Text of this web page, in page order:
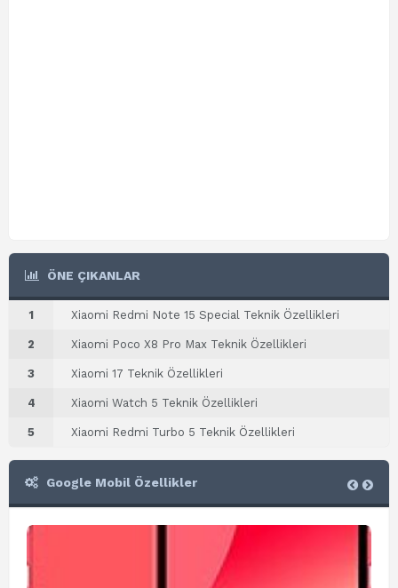
ÖNE ÇIKANLAR
1 Xiaomi Redmi Note 15 Special Teknik Özellikleri
2 Xiaomi Poco X8 Pro Max Teknik Özellikleri
3 Xiaomi 17 Teknik Özellikleri
4 Xiaomi Watch 5 Teknik Özellikleri
5 Xiaomi Redmi Turbo 5 Teknik Özellikleri
Google Mobil Özellikler